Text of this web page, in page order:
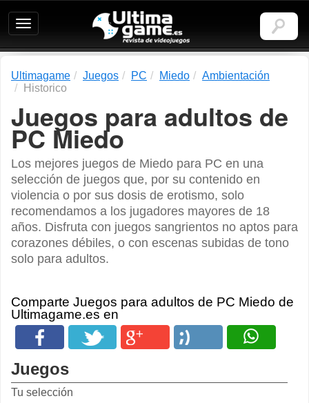
Ultimagame:
Revista
de
Ultimagame Juegos PC Miedo
Ambientación
Historico
Juegos para adultos de
PC Miedo
Los mejores juegos de Miedo para PC en una
selección de juegos que, por su contenido en
violencia o por sus dosis de erotismo, solo
recomendamos a los jugadores mayores de 18
años. Disfruta con juegos sangrientos no aptos para
corazones débiles, o con escenas subidas de tono
solo para adultos.
Comparte Juegos para adultos de PC Miedo de
Ultimagame.es en
Juegos
Tu selección